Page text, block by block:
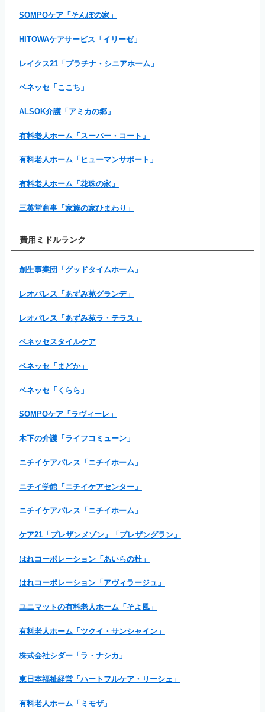
SOMPOケア「そんぽの家」
HITOWAケアサービス「イリーゼ」
レイクス21「プラチナ・シニアホーム」
ベネッセ「ここち」
ALSOK介護「アミカの郷」
有料老人ホーム「スーパー・コート」
有料老人ホーム「ヒューマンサポート」
有料老人ホーム「花珠の家」
三英堂商事「家族の家ひまわり」
費用ミドルランク
創生事業団「グッドタイムホーム」
レオパレス「あずみ苑グランデ」
レオパレス「あずみ苑ラ・テラス」
ベネッセスタイルケア
ベネッセ「まどか」
ベネッセ「くらら」
SOMPOケア「ラヴィーレ」
木下の介護「ライフコミューン」
ニチイケアパレス「ニチイホーム」
ニチイ学館「ニチイケアセンター」
ニチイケアパレス「ニチイホーム」
ケア21「プレザンメゾン」「プレザングラン」
はれコーポレーション「あいらの杜」
はれコーポレーション「アヴィラージュ」
ユニマットの有料老人ホーム「そよ風」
有料老人ホーム「ツクイ・サンシャイン」
株式会社シダー「ラ・ナシカ」
東日本福祉経営「ハートフルケア・リーシェ」
有料老人ホーム「ミモザ」